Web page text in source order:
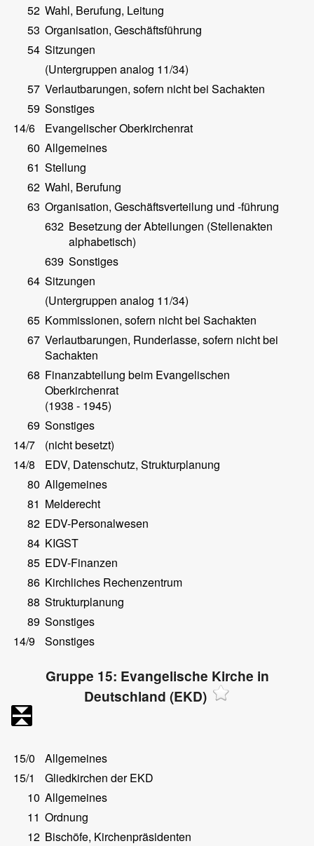
52 Wahl, Berufung, Leitung
53 Organisation, Geschäftsführung
54 Sitzungen
(Untergruppen analog 11/34)
57 Verlautbarungen, sofern nicht bei Sachakten
59 Sonstiges
14/6
Evangelischer Oberkirchenrat
60 Allgemeines
61 Stellung
62 Wahl, Berufung
63 Organisation, Geschäftsverteilung und -führung
632 Besetzung der Abteilungen (Stellenakten
alphabetisch)
639 Sonstiges
64 Sitzungen
(Untergruppen analog 11/34)
65 Kommissionen, sofern nicht bei Sachakten
67 Verlautbarungen, Runderlasse, sofern nicht bei
Sachakten
68 Finanzabteilung beim Evangelischen
Oberkirchenrat
(1938 - 1945)
69 Sonstiges
14/7
(nicht besetzt)
14/8
EDV, Datenschutz, Strukturplanung
80 Allgemeines
81 Melderecht
82 EDV-Personalwesen
84 KIGST
85 EDV-Finanzen
86 Kirchliches Rechenzentrum
88 Strukturplanung
89 Sonstiges
14/9
Sonstiges
Gruppe 15: Evangelische Kirche in
Deutschland (EKD)
15/0
Allgemeines
15/1
Gliedkirchen der EKD
10 Allgemeines
11 Ordnung
12 Bischöfe, Kirchenpräsidenten